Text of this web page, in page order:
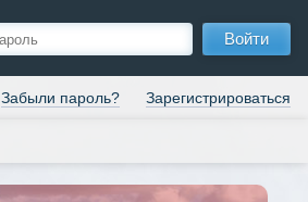
Войти
Забыли пароль? Зарегистрироваться